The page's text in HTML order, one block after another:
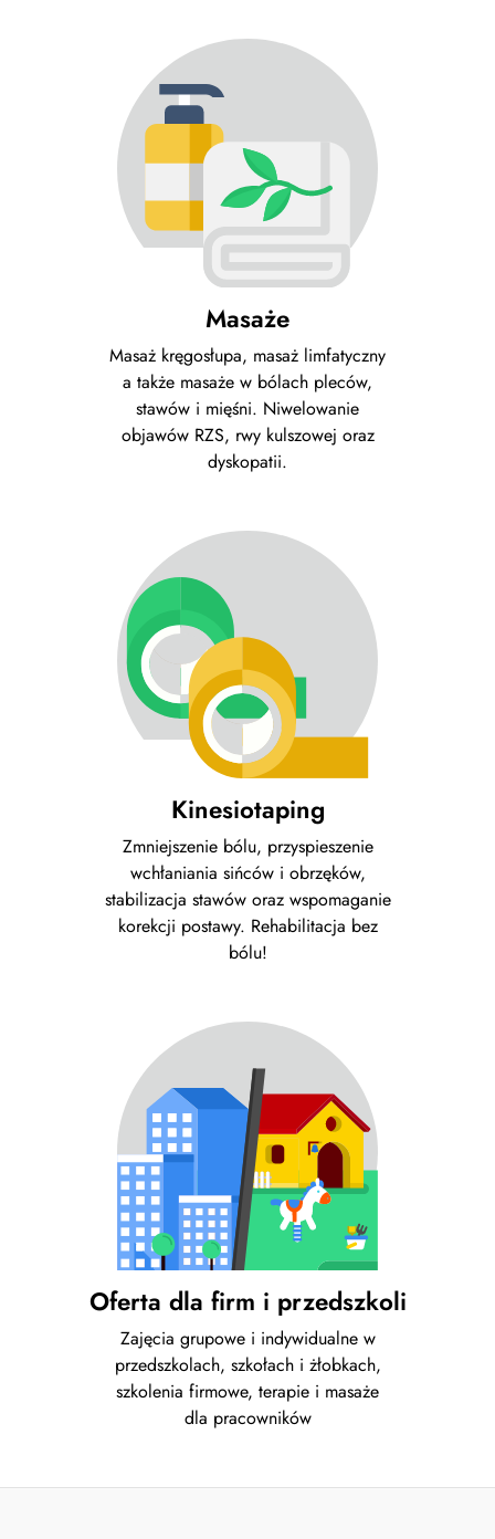
Masaże
Masaż kręgosłupa, masaż limfatyczny
a także masaże w bólach pleców,
stawów i mięśni. Niwelowanie
objawów RZS, rwy kulszowej oraz
dyskopatii.
Kinesiotaping
Zmniejszenie bólu, przyspieszenie
wchłaniania sińców i obrzęków,
stabilizacja stawów oraz wspomaganie
korekcji postawy. Rehabilitacja bez
bólu!
Oferta dla firm i przedszkoli
Zajęcia grupowe i indywidualne w
przedszkolach, szkołach i żłobkach,
szkolenia firmowe, terapie i masaże
dla pracowników